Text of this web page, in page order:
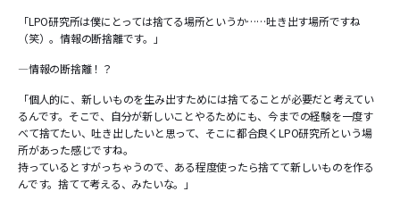
「LPO研究所は僕にとっては捨てる場所というか……吐き出す場所ですね
（笑）。情報の断捨離です。」
―情報の断捨離！？
「個人的に、新しいものを生み出すためには捨てることが必要だと考えてい
るんです。そこで、自分が新しいことやるためにも、今までの経験を一度す
べて捨てたい、吐き出したいと思って、そこに都合良くLPO研究所という場
所があった感じですね。
持っているとすがっちゃうので、ある程度使ったら捨てて新しいものを作る
んです。捨てて考える、みたいな。」